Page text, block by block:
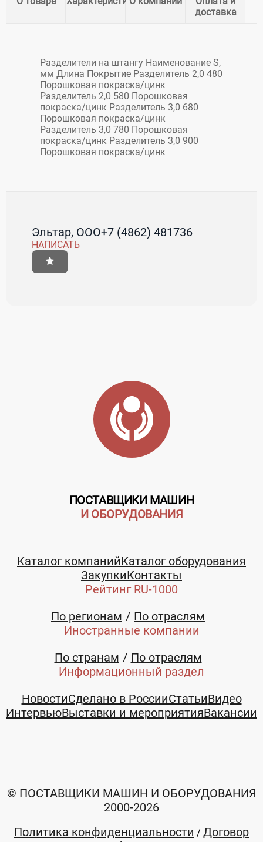
доставка
Разделители на штангу Наименование S,
мм Длина Покрытие Разделитель 2,0 480
Порошковая покраска/цинк
Разделитель 2,0 580 Порошковая
покраска/цинк Разделитель 3,0 680
Порошковая покраска/цинк
Разделитель 3,0 780 Порошковая
покраска/цинк Разделитель 3,0 900
Порошковая покраска/цинк
Эльтар, ООО+7 (4862) 481736
НАПИСАТЬ
ПОСТАВЩИКИ МАШИН
И ОБОРУДОВАНИЯ
Каталог компанийКаталог оборудования
ЗакупкиКонтакты
Рейтинг RU-1000
По регионам
По отраслям
Иностранные компании
По странам
По отраслям
Информационный раздел
НовостиСделано в РоссииСтатьиВидео
ИнтервьюВыставки и мероприятияВакансии
© ПОСТАВЩИКИ МАШИН И ОБОРУДОВАНИЯ
2000-2026
Политика конфиденциальности / Договор